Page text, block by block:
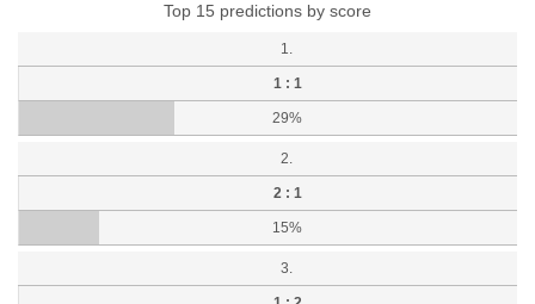
Top 15 predictions by score
1.
1 : 1
29%
2.
2 : 1
15%
3.